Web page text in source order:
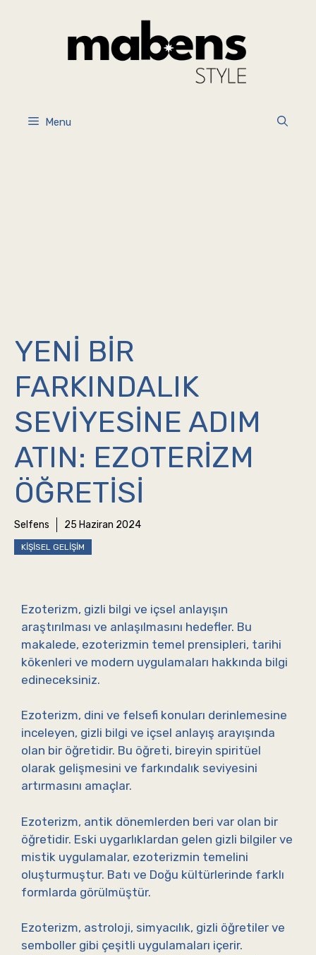
Menu
YENI BIR
FARKINDALIK
SEVIYESINE ADIM
ATIN: EZOTERIZM
ÖĞRETISI
Selfens 25 Haziran 2024
KIŞISEL GELIŞIM
Ezoterizm, gizli bilgi ve içsel anlayışın
araştırılması ve anlaşılmasını hedefler. Bu
makalede, ezoterizmin temel prensipleri, tarihi
kökenleri ve modern uygulamaları hakkında bilgi
edineceksiniz.
Ezoterizm, dini ve felsefi konuları derinlemesine
inceleyen, gizli bilgi ve içsel anlayış arayışında
olan bir öğretidir. Bu öğreti, bireyin spiritüel
olarak gelişmesini ve farkındalık seviyesini
artırmasını amaçlar.
Ezoterizm, antik dönemlerden beri var olan bir
öğretidir. Eski uygarlıklardan gelen gizli bilgiler ve
mistik uygulamalar, ezoterizmin temelini
oluşturmuştur. Batı ve Doğu kültürlerinde farklı
formlarda görülmüştür.
Ezoterizm, astroloji, simyacılık, gizli öğretiler ve
semboller gibi çeşitli uygulamaları içerir.